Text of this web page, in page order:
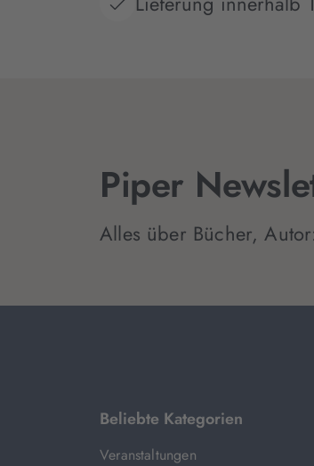
Piper
Alles über Bücher,
Beliebte Kategorien
Veranstaltungen